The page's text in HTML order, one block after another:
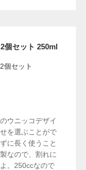
個セット 250ml
ウニッコデザイ
を選ぶことがで
に長く使うこと
なので、割れに
。250ccなので